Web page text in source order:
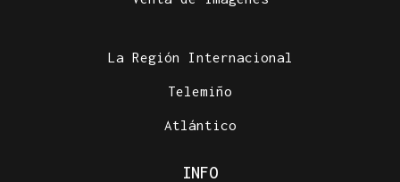
La Región Internacional
Telemiño
Atlántico
INFO